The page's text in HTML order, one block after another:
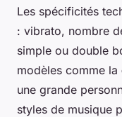
Les spécificités
: vibrato, nombre
simple ou double
modèles comme la
une grande
styles de musique